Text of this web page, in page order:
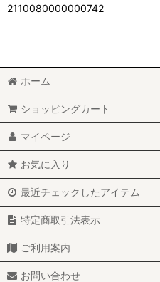
2110080000000742
ホーム
ショッピングカート
マイページ
お気に入り
最近チェックしたアイテム
特定商取引法表示
ご利用案内
お問い合わせ